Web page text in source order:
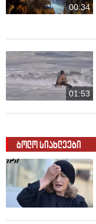
00:34
01:53
ბოლო სიახლეები